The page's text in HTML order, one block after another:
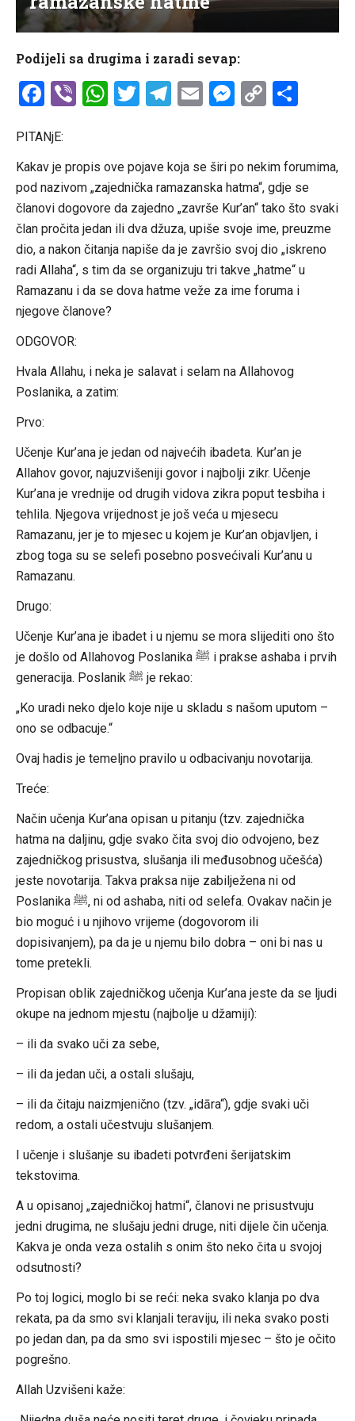
Podijeli sa drugima i zaradi sevap:
Facebook
ViberWhatsApp
Twitter
Telegram
EmailCopy
PITANjE:
Kakav je propis ove pojave koja se širi po nekim forumima,
pod nazivom „zajednička ramazanska hatma“, gdje se
članovi dogovore da zajedno „završe Kur’an“ tako što svaki
član pročita jedan ili dva džuza, upiše svoje ime, preuzme
dio, a nakon čitanja napiše da je završio svoj dio „iskreno
radi Allaha“, s tim da se organizuju tri takve „hatme“ u
Ramazanu i da se dova hatme veže za ime foruma i
njegove članove?
ODGOVOR:
Hvala Allahu, i neka je salavat i selam na Allahovog
Poslanika, a zatim:
Prvo:
Učenje Kur’ana je jedan od najvećih ibadeta. Kur’an je
Allahov govor, najuzvišeniji govor i najbolji zikr. Učenje
Kur’ana je vrednije od drugih vidova zikra poput tesbiha i
tehlila. Njegova vrijednost je još veća u mjesecu
Ramazanu, jer je to mjesec u kojem je Kur’an objavljen, i
zbog toga su se selefi posebno posvećivali Kur’anu u
Ramazanu.
Drugo:
Učenje Kur’ana je ibadet i u njemu se mora slijediti ono što
je došlo od Allahovog Poslanika ﷺ i prakse ashaba i prvih
generacija. Poslanik ﷺ je rekao:
„Ko uradi neko djelo koje nije u skladu s našom uputom –
ono se odbacuje.“
Ovaj hadis je temeljno pravilo u odbacivanju novotarija.
Treće:
Način učenja Kur’ana opisan u pitanju (tzv. zajednička
hatma na daljinu, gdje svako čita svoj dio odvojeno, bez
zajedničkog prisustva, slušanja ili međusobnog učešća)
jeste novotarija. Takva praksa nije zabilježena ni od
Poslanika ﷺ, ni od ashaba, niti od selefa. Ovakav način je
bio moguć i u njihovo vrijeme (dogovorom ili
dopisivanjem), pa da je u njemu bilo dobra – oni bi nas u
tome pretekli.
Propisan oblik zajedničkog učenja Kur’ana jeste da se ljudi
okupe na jednom mjestu (najbolje u džamiji):
– ili da svako uči za sebe,
– ili da jedan uči, a ostali slušaju,
– ili da čitaju naizmjenično (tzv. „idāra“), gdje svaki uči
redom, a ostali učestvuju slušanjem.
I učenje i slušanje su ibadeti potvrđeni šerijatskim
tekstovima.
A u opisanoj „zajedničkoj hatmi“, članovi ne prisustvuju
jedni drugima, ne slušaju jedni druge, niti dijele čin učenja.
Kakva je onda veza ostalih s onim što neko čita u svojoj
odsutnosti?
Po toj logici, moglo bi se reći: neka svako klanja po dva
rekata, pa da smo svi klanjali teraviju, ili neka svako posti
po jedan dan, pa da smo svi ispostili mjesec – što je očito
pogrešno.
Allah Uzvišeni kaže: